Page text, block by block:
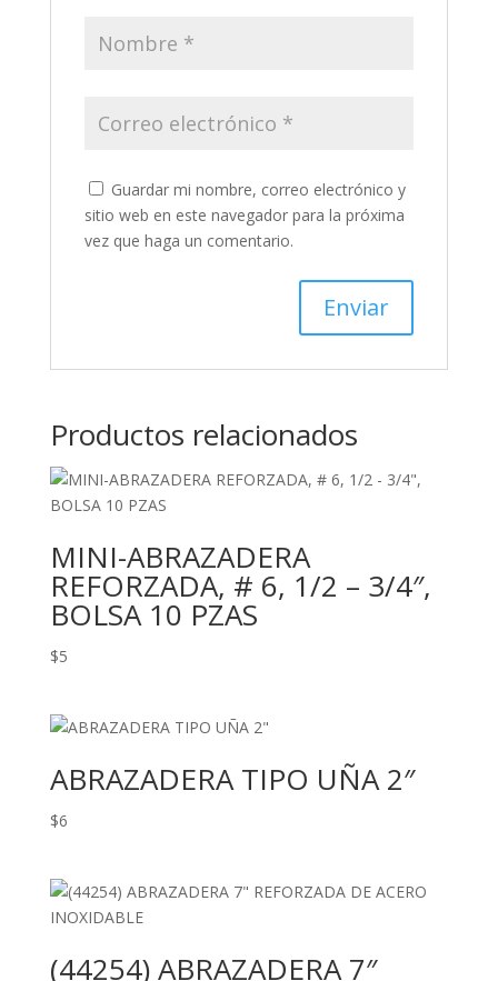
Guardar mi nombre, correo electrónico y
sitio web en este navegador para la próxima
vez que haga un comentario.
Productos relacionados
MINI-ABRAZADERA
REFORZADA, # 6, 1/2 – 3/4″,
BOLSA 10 PZAS
$5
ABRAZADERA TIPO UÑA 2″
$6
(44254) ABRAZADERA 7″